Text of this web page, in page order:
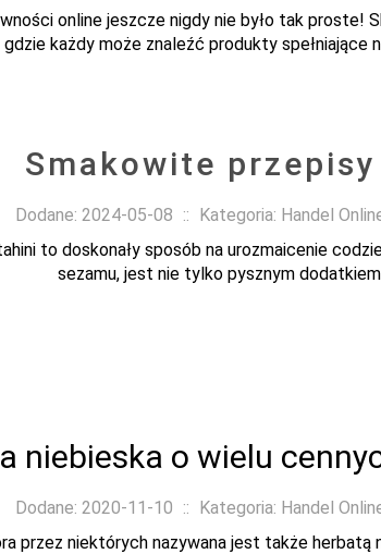
online jeszcze nigdy nie było tak proste!
gdzie każdy może znaleźć produkty spełniające
Smakowite
Dodane: 2024-05-08 :: Kategoria: Handel
to doskonały sposób na urozmaicenie
sezamu, jest nie tylko pysznym dodatkiem
niebieska o wielu
Dodane: 2020-11-10 :: Kategoria: Handel
przez niektórych nazywana jest także